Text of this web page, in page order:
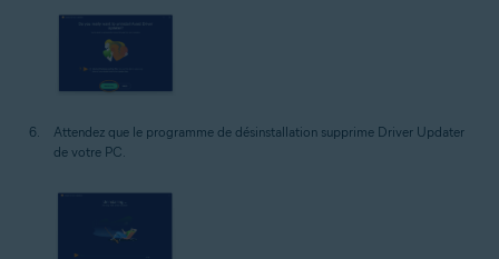
Attendez que le programme de désinstallation supprime Driver Updater
de votre PC.